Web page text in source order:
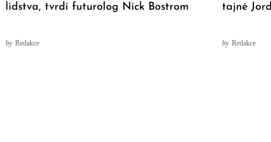
lidstva, tvrdí futurolog Nick Bostrom
by Redakce
tajné
by Redakce